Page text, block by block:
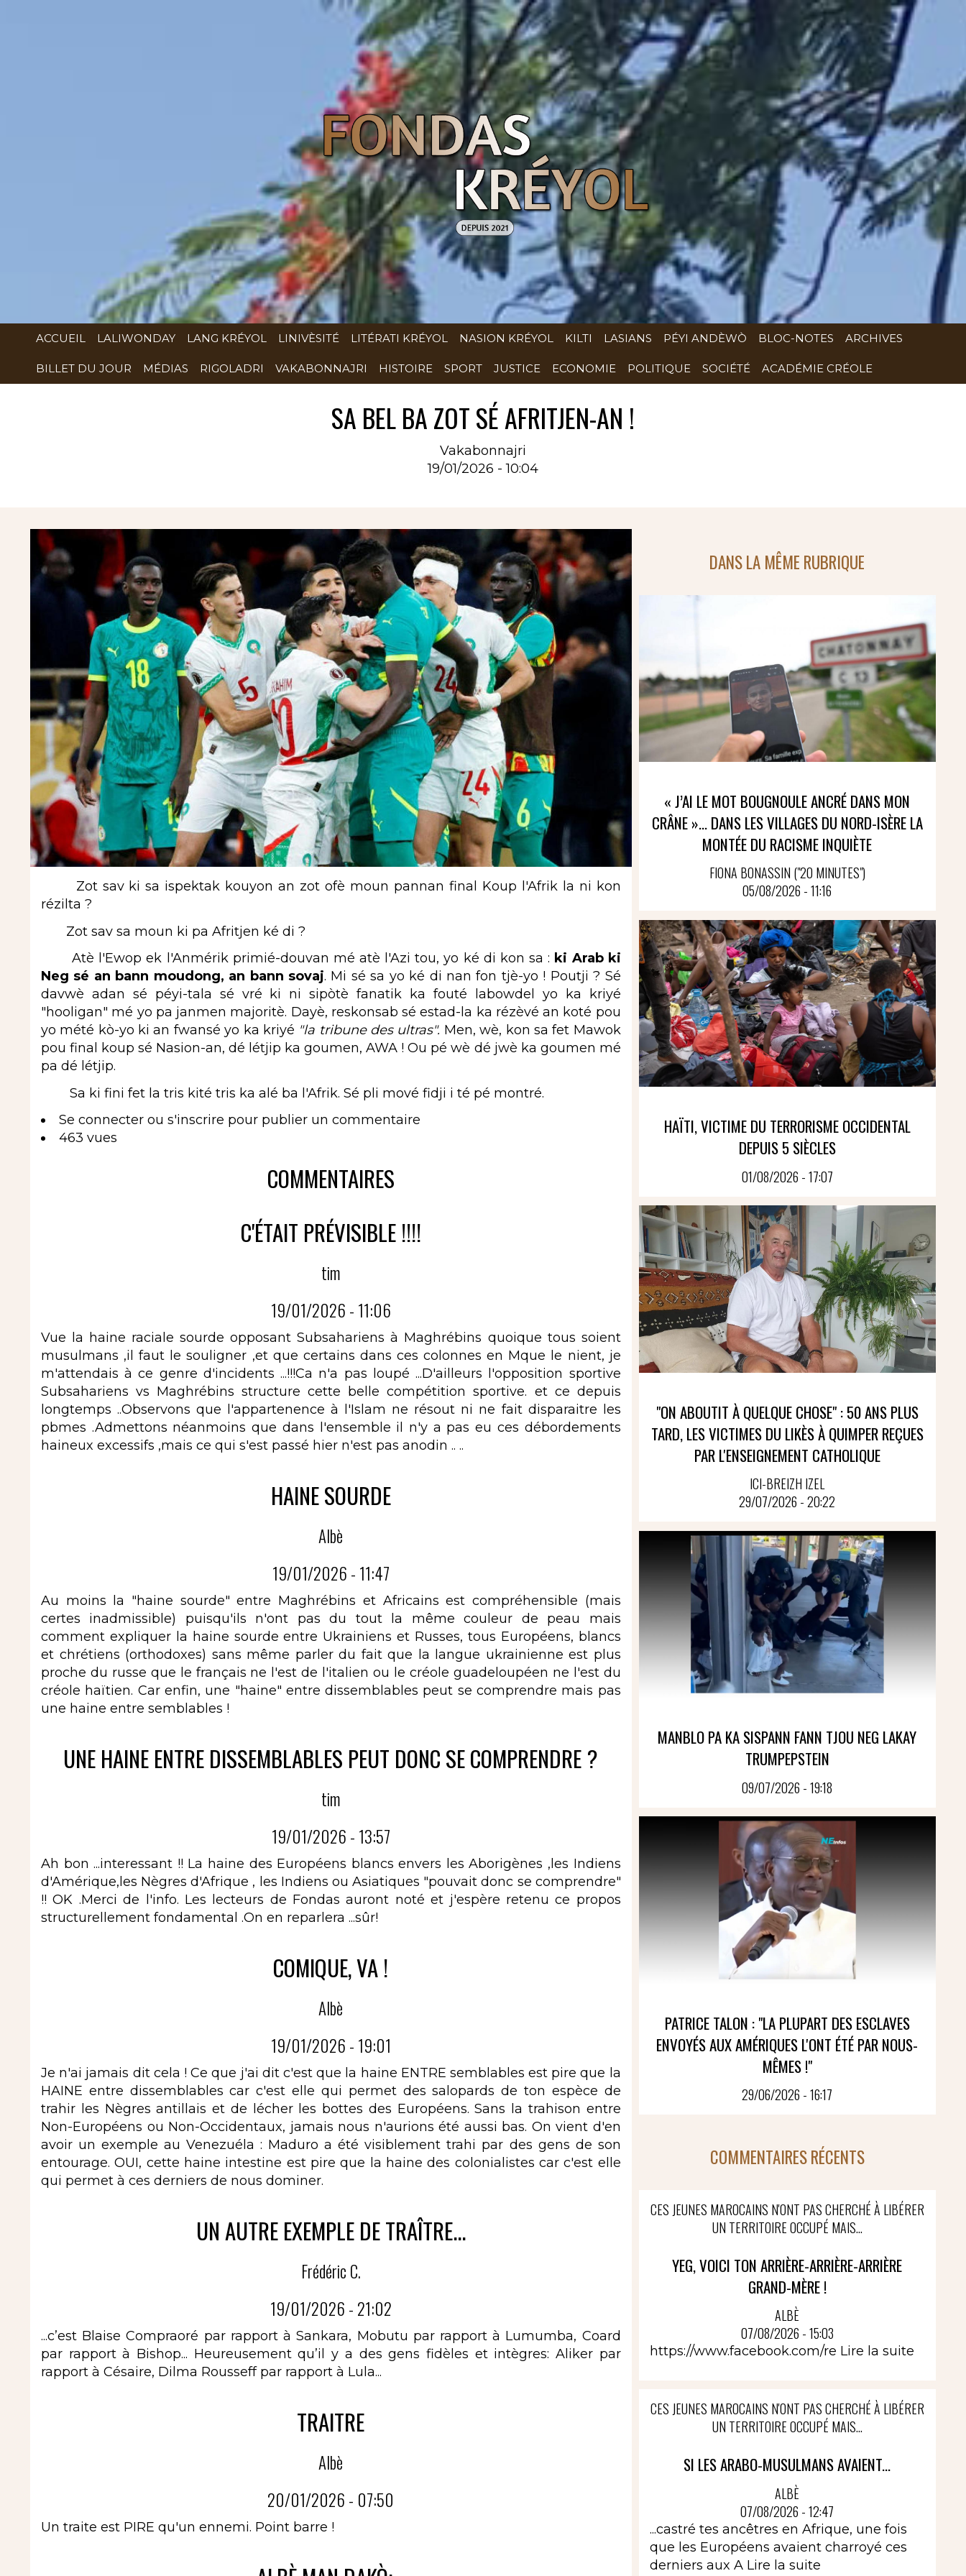
ACCUEIL LALIWONDAY LANG KRÉYOL LINIVÈSITÉ LITÉRATI KRÉYOL NASION KRÉYOL KILTI LASIANS PÉYI ANDÈWÒ BLOC-NOTES ARCHIVES
BILLET DU JOUR MÉDIAS RIGOLADRI VAKABONNAJRI HISTOIRE SPORT JUSTICE ECONOMIE POLITIQUE SOCIÉTÉ ACADÉMIE CRÉOLE
SA BEL BA ZOT SÉ AFRITJEN-AN !
Vakabonnajri
19/01/2026 - 10:04
Zot sav ki sa ispektak kouyon an zot ofè moun pannan final Koup l'Afrik la ni kon
rézilta ?
Zot sav sa moun ki pa Afritjen ké di ?
Atè l'Ewop ek l'Anmérik primié-douvan mé atè l'Azi tou, yo ké di kon sa : ki Arab ki
Neg sé an bann moudong, an bann sovaj. Mi sé sa yo ké di nan fon tjè-yo ! Poutji ? Sé
davwè adan sé péyi-tala sé vré ki ni sipòtè fanatik ka fouté labowdel yo ka kriyé
"hooligan" mé yo pa janmen majoritè. Dayè, reskonsab sé estad-la ka rézèvé an koté pou
yo mété kò-yo ki an fwansé yo ka kriyé "la tribune des ultras". Men, wè, kon sa fet Mawok
pou final koup sé Nasion-an, dé létjip ka goumen, AWA ! Ou pé wè dé jwè ka goumen mé
pa dé létjip.
Sa ki fini fet la tris kité tris ka alé ba l'Afrik. Sé pli mové fidji i té pé montré.
Se connecter ou s'inscrire pour publier un commentaire
463 vues
COMMENTAIRES
C'ÉTAIT PRÉVISIBLE !!!!
tim
19/01/2026 - 11:06
Vue la haine raciale sourde opposant Subsahariens à Maghrébins quoique tous soient
musulmans ,il faut le souligner ,et que certains dans ces colonnes en Mque le nient, je
m'attendais à ce genre d'incidents ...!!!Ca n'a pas loupé ...D'ailleurs l'opposition sportive
Subsahariens vs Maghrébins structure cette belle compétition sportive. et ce depuis
longtemps ..Observons que l'appartenence à l'Islam ne résout ni ne fait disparaitre les
pbmes .Admettons néanmoins que dans l'ensemble il n'y a pas eu ces débordements
haineux excessifs ,mais ce qui s'est passé hier n'est pas anodin .. ..
HAINE SOURDE
Albè
19/01/2026 - 11:47
Au moins la "haine sourde" entre Maghrébins et Africains est compréhensible (mais
certes inadmissible) puisqu'ils n'ont pas du tout la même couleur de peau mais
comment expliquer la haine sourde entre Ukrainiens et Russes, tous Européens, blancs
et chrétiens (orthodoxes) sans même parler du fait que la langue ukrainienne est plus
proche du russe que le français ne l'est de l'italien ou le créole guadeloupéen ne l'est du
créole haïtien. Car enfin, une "haine" entre dissemblables peut se comprendre mais pas
une haine entre semblables !
UNE HAINE ENTRE DISSEMBLABLES PEUT DONC SE COMPRENDRE ?
tim
19/01/2026 - 13:57
Ah bon ...interessant !! La haine des Européens blancs envers les Aborigènes ,les Indiens
d'Amérique,les Nègres d'Afrique , les Indiens ou Asiatiques "pouvait donc se comprendre"
!! OK .Merci de l'info. Les lecteurs de Fondas auront noté et j'espère retenu ce propos
structurellement fondamental .On en reparlera ...sûr!
COMIQUE, VA !
Albè
19/01/2026 - 19:01
Je n'ai jamais dit cela ! Ce que j'ai dit c'est que la haine ENTRE semblables est pire que la
HAINE entre dissemblables car c'est elle qui permet des salopards de ton espèce de
trahir les Nègres antillais et de lécher les bottes des Européens. Sans la trahison entre
Non-Européens ou Non-Occidentaux, jamais nous n'aurions été aussi bas. On vient d'en
avoir un exemple au Venezuéla : Maduro a été visiblement trahi par des gens de son
entourage. OUI, cette haine intestine est pire que la haine des colonialistes car c'est elle
qui permet à ces derniers de nous dominer.
UN AUTRE EXEMPLE DE TRAÎTRE...
Frédéric C.
19/01/2026 - 21:02
...c’est Blaise Compraoré par rapport à Sankara, Mobutu par rapport à Lumumba, Coard
par rapport à Bishop... Heureusement qu’il y a des gens fidèles et intègres: Aliker par
rapport à Césaire, Dilma Rousseff par rapport à Lula...
TRAITRE
Albè
20/01/2026 - 07:50
Un traite est PIRE qu'un ennemi. Point barre !
DANS LA MÊME RUBRIQUE
« J’AI LE MOT BOUGNOULE ANCRÉ DANS MON
CRÂNE »… DANS LES VILLAGES DU NORD-ISÈRE LA
MONTÉE DU RACISME INQUIÈTE
FIONA BONASSIN ("20 MINUTES")
05/08/2026 - 11:16
HAÏTI, VICTIME DU TERRORISME OCCIDENTAL
DEPUIS 5 SIÈCLES
01/08/2026 - 17:07
"ON ABOUTIT À QUELQUE CHOSE" : 50 ANS PLUS
TARD, LES VICTIMES DU LIKÈS À QUIMPER REÇUES
PAR L'ENSEIGNEMENT CATHOLIQUE
ICI-BREIZH IZEL
29/07/2026 - 20:22
MANBLO PA KA SISPANN FANN TJOU NEG LAKAY
TRUMPEPSTEIN
09/07/2026 - 19:18
PATRICE TALON : "LA PLUPART DES ESCLAVES
ENVOYÉS AUX AMÉRIQUES L'ONT ÉTÉ PAR NOUS-
MÊMES !"
29/06/2026 - 16:17
COMMENTAIRES RÉCENTS
CES JEUNES MAROCAINS N'ONT PAS CHERCHÉ À LIBÉRER
UN TERRITOIRE OCCUPÉ MAIS...
YEG, VOICI TON ARRIÈRE-ARRIÈRE-ARRIÈRE
GRAND-MÈRE !
ALBÈ
07/08/2026 - 15:03
https://www.facebook.com/re Lire la suite
CES JEUNES MAROCAINS N'ONT PAS CHERCHÉ À LIBÉRER
UN TERRITOIRE OCCUPÉ MAIS...
SI LES ARABO-MUSULMANS AVAIENT...
ALBÈ
07/08/2026 - 12:47
...castré tes ancêtres en Afrique, une fois
que les Européens avaient charroyé ces
derniers aux A Lire la suite